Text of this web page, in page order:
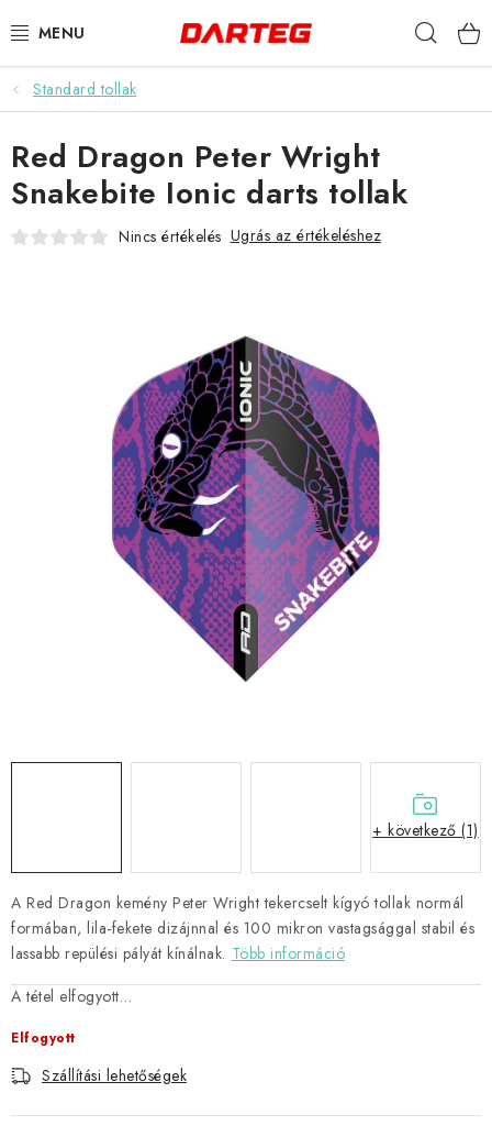
tartalomhoz
DARTS
DARTS TÁBLÁK
TARTOZÉKOK A TÁBLÁKHOZ
KIEGÉSZÍTŐK
Standard tollak
A Red Dragon kemény Peter Wright tekercselt kígyó tollak normál
formában, lila-fekete dizájnnal és 100 mikron vastagsággal stabil és
lassabb repülési pályát kínálnak. Több információ
A tétel elfogyott…
Elfogyott
Szállítási lehetőségek
Red Dragon Peter Wright
Snakebite Ionic darts tollak
Nincs értékelés Ugrás az értékeléshez
+ következő (1)